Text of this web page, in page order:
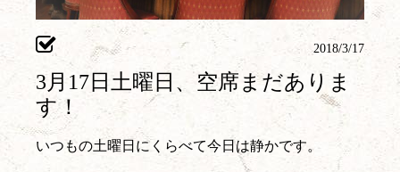
2018/3/17
3月17日土曜日、空席まだありま
す！
いつもの土曜日にくらべて今日は静かです。